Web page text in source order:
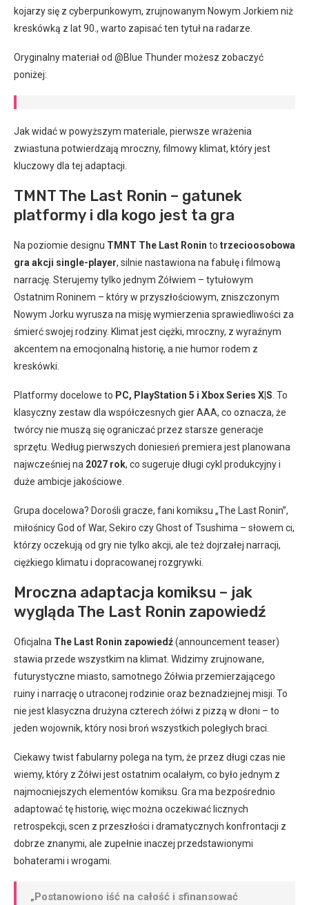
kojarzy się z cyberpunkowym, zrujnowanym Nowym Jorkiem niż
kreskówką z lat 90., warto zapisać ten tytuł na radarze.
Oryginalny materiał od @Blue Thunder możesz zobaczyć
poniżej:
Jak widać w powyższym materiale, pierwsze wrażenia
zwiastuna potwierdzają mroczny, filmowy klimat, który jest
kluczowy dla tej adaptacji.
TMNT The Last Ronin – gatunek
platformy i dla kogo jest ta gra
Na poziomie designu TMNT The Last Ronin to trzecioosobowa
gra akcji single-player, silnie nastawiona na fabułę i filmową
narrację. Sterujemy tylko jednym Żółwiem – tytułowym
Ostatnim Roninem – który w przyszłościowym, zniszczonym
Nowym Jorku wyrusza na misję wymierzenia sprawiedliwości za
śmierć swojej rodziny. Klimat jest ciężki, mroczny, z wyraźnym
akcentem na emocjonalną historię, a nie humor rodem z
kreskówki.
Platformy docelowe to PC, PlayStation 5 i Xbox Series X|S . To
klasyczny zestaw dla współczesnych gier AAA, co oznacza, że
twórcy nie muszą się ograniczać przez starsze generacje
sprzętu. Według pierwszych doniesień premiera jest planowana
najwcześniej na 2027 rok, co sugeruje długi cykl produkcyjny i
duże ambicje jakościowe.
Grupa docelowa? Dorośli gracze, fani komiksu „The Last Ronin”,
miłośnicy God of War, Sekiro czy Ghost of Tsushima – słowem ci,
którzy oczekują od gry nie tylko akcji, ale też dojrzałej narracji,
ciężkiego klimatu i dopracowanej rozgrywki.
Mroczna adaptacja komiksu – jak
wygląda The Last Ronin zapowiedź
Oficjalna The Last Ronin zapowiedź(announcement teaser)
stawia przede wszystkim na klimat. Widzimy zrujnowane,
futurystyczne miasto, samotnego Żółwia przemierzającego
ruiny i narrację o utraconej rodzinie oraz beznadziejnej misji. To
nie jest klasyczna drużyna czterech żółwi z pizzą w dłoni – to
jeden wojownik, który nosi broń wszystkich poległych braci.
Ciekawy twist fabularny polega na tym, że przez długi czas nie
wiemy, który z Żółwi jest ostatnim ocalałym, co było jednym z
najmocniejszych elementów komiksu. Gra ma bezpośrednio
adaptować tę historię, więc można oczekiwać licznych
retrospekcji, scen z przeszłości i dramatycznych konfrontacji z
dobrze znanymi, ale zupełnie inaczej przedstawionymi
bohaterami i wrogami.
„Postanowiono iść na całość i sfinansować